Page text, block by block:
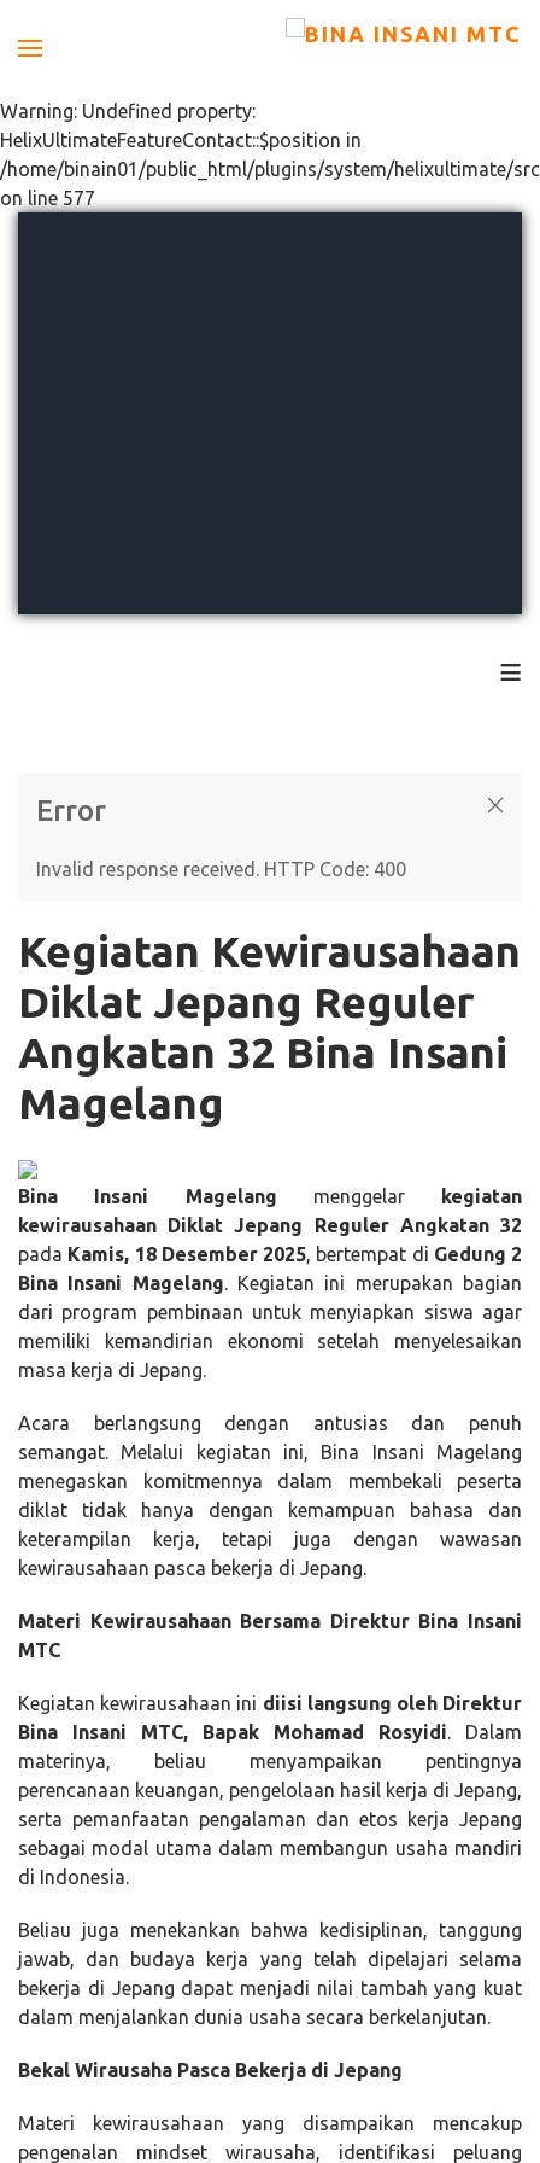
Warning: Undefined property:
HelixUltimateFeatureContact::$position in
/home/binain01/public_html/plugins/system/helixultimate/
on line 577
≡
Error
Invalid response received. HTTP Code: 400
Kegiatan Kewirausahaan
Diklat Jepang Reguler
Angkatan 32 Bina Insani
Magelang
Bina Insani Magelang menggelar kegiatan
kewirausahaan Diklat Jepang Reguler Angkatan 32
pada Kamis, 18 Desember 2025, bertempat di Gedung 2
Bina Insani Magelang. Kegiatan ini merupakan bagian
dari program pembinaan untuk menyiapkan siswa agar
memiliki kemandirian ekonomi setelah menyelesaikan
masa kerja di Jepang.
Acara berlangsung dengan antusias dan penuh
semangat. Melalui kegiatan ini, Bina Insani Magelang
menegaskan komitmennya dalam membekali peserta
diklat tidak hanya dengan kemampuan bahasa dan
keterampilan kerja, tetapi juga dengan wawasan
kewirausahaan pasca bekerja di Jepang.
Materi Kewirausahaan Bersama Direktur Bina Insani
MTC
Kegiatan kewirausahaan ini diisi langsung oleh Direktur
Bina Insani MTC, Bapak Mohamad Rosyidi. Dalam
materinya, beliau menyampaikan pentingnya
perencanaan keuangan, pengelolaan hasil kerja di Jepang,
serta pemanfaatan pengalaman dan etos kerja Jepang
sebagai modal utama dalam membangun usaha mandiri
di Indonesia.
Beliau juga menekankan bahwa kedisiplinan, tanggung
jawab, dan budaya kerja yang telah dipelajari selama
bekerja di Jepang dapat menjadi nilai tambah yang kuat
dalam menjalankan dunia usaha secara berkelanjutan.
Bekal Wirausaha Pasca Bekerja di Jepang
Materi kewirausahaan yang disampaikan mencakup
pengenalan mindset wirausaha, identifikasi peluang